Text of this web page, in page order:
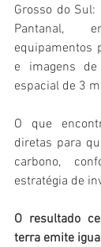
Grosso do Sul:
Pantanal,
equipamentos
e imagens
espacial de 3
O que
diretas para
carbono,
estratégia de
O resultado
terra emite